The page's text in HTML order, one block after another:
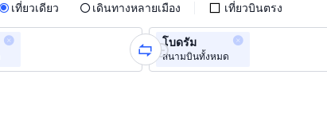
เที่ยวเดียว เดินทางหลายเมือง เที่ยวบินตรง
โบดรัม
สนามบินทั้งหมด